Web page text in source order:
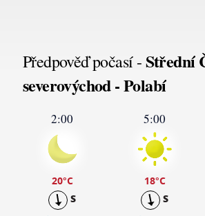
Předpověď počasí -Střední
severovýchod - Polabí
2:00
20°C
S
5:00
18°C
S